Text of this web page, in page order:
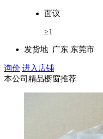
面议
≥1
发货地 广东 东莞市
询价 进入店铺
本公司精品橱窗推荐